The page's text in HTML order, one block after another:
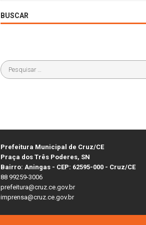
BUSCAR
Prefeitura Municipal de Cruz/CE
Praça dos Três Poderes, SN
Bairro: Aningas - CEP: 62595-000 - Cruz/CE
88 99259-3006
prefeitura@cruz.ce.gov.br
imprensa@cruz.ce.gov.br